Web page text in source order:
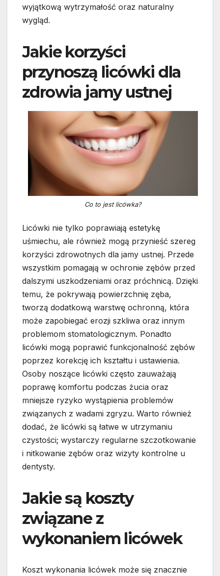
wyjątkową wytrzymałość oraz naturalny
wygląd.
Jakie korzyści
przynoszą licówki dla
zdrowia jamy ustnej
Co to jest licówka?
Licówki nie tylko poprawiają estetykę
uśmiechu, ale również mogą przynieść szereg
korzyści zdrowotnych dla jamy ustnej. Przede
wszystkim pomagają w ochronie zębów przed
dalszymi uszkodzeniami oraz próchnicą. Dzięki
temu, że pokrywają powierzchnię zęba,
tworzą dodatkową warstwę ochronną, która
może zapobiegać erozji szkliwa oraz innym
problemom stomatologicznym. Ponadto
licówki mogą poprawić funkcjonalność zębów
poprzez korekcję ich kształtu i ustawienia.
Osoby noszące licówki często zauważają
poprawę komfortu podczas żucia oraz
mniejsze ryzyko wystąpienia problemów
związanych z wadami zgryzu. Warto również
dodać, że licówki są łatwe w utrzymaniu
czystości; wystarczy regularne szczotkowanie
i nitkowanie zębów oraz wizyty kontrolne u
dentysty.
Jakie są koszty
związane z
wykonaniem licówek
Koszt wykonania licówek może się znacznie